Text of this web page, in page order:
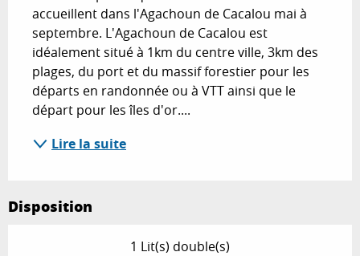
accueillent dans l'Agachoun de Cacalou mai à
septembre. L'Agachoun de Cacalou est
idéalement situé à 1km du centre ville, 3km des
plages, du port et du massif forestier pour les
départs en randonnée ou à VTT ainsi que le
départ pour les îles d'or....
Lire la suite
Disposition
1 Lit(s) double(s)